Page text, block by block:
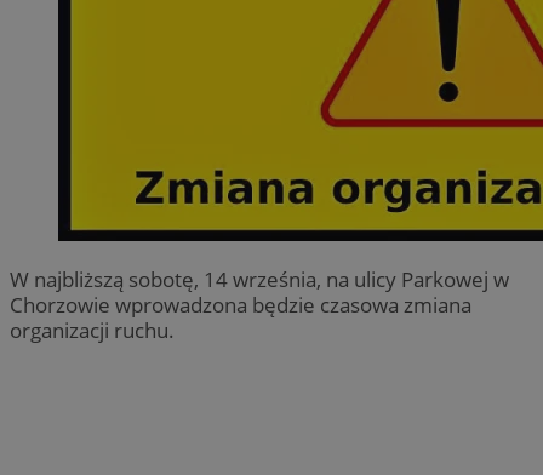
W najbliższą sobotę, 14 września, na ulicy Parkowej w
Chorzowie wprowadzona będzie czasowa zmiana
organizacji ruchu.